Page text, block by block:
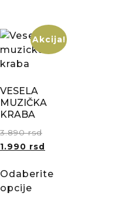
Akcija!
VESELA
MUZIČKA
KRABA
3.890rsd
1.990 rsd
Odaberite
opcije